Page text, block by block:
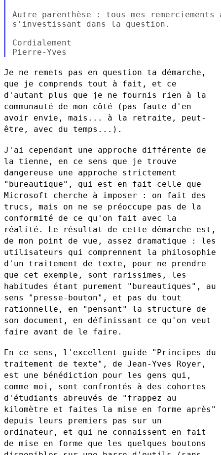
Autre parenthèse : tous mes
s'investissant dans la question.
Cordialement
Je ne remets pas en question ta démarche,
que je comprends tout à fait, et ce
d'autant plus que je ne fournis rien à la
communauté de mon côté
(pas faute d'en
avoir envie, mais... à la retraite, peut-
être, avec du temps...).
J'ai cependant une approche différente de
la tienne, en ce sens que je trouve
dangereuse une approche strictement
"bureautique", qui est en fait celle que
Microsoft cherche à imposer : on fait des
trucs, mais on ne se préoccupe pas de la
conformité de ce qu'on fait avec la
réalité. Le résultat de cette démarche est,
de mon point de vue, assez dramatique
: les
utilisateurs qui comprennent la philosophie
d'un traitement de texte, pour ne prendre
que cet exemple, sont rarissimes, les
habitudes étant purement "bureautiques", au
sens "presse-bouton", et pas du tout
rationnelle, en "pensant" la structure de
son document, en définissant ce qu'on veut
faire avant de le faire.
En ce sens, l'excellent guide "Principes du
traitement de texte", de Jean-Yves Royer,
est une bénédiction pour les gens qui,
comme moi, sont confrontés à des cohortes
d'étudiants abreuvés de "frappez au
kilomètre et faites la mise en forme après"
depuis leurs premiers pas sur un
ordinateur, et qui ne connaissent en fait
de mise en forme que les quelques boutons